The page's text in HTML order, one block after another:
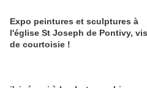
Expo peintures et sculptures à
l'église St Joseph de Pontivy,
de courtoisie !